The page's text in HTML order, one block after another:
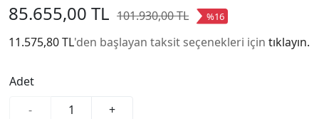
85.655,00 TL 101.930,00 TL %16
11.575,80 TL'den başlayan taksit seçenekleri için tıklayın.
Adet
-
+